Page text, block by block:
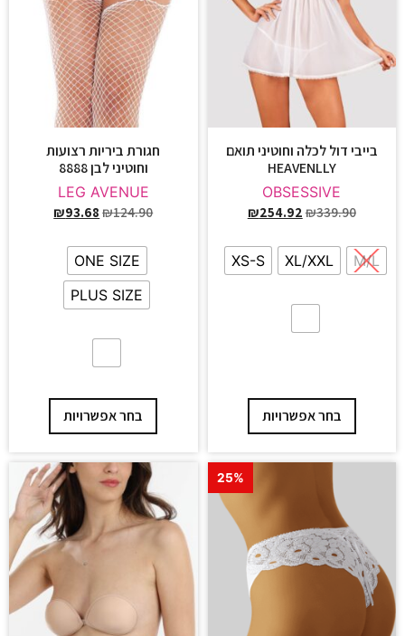
בייבי דול לכלה וחוטיני תואם
HEAVENLLY
OBSESSIVE
₪339.90
₪254.92
M/L
XL/XXL
XS-S
בחר אפשרויות
חגורת ביריות רצועות
וחוטיני לבן 8888
LEG AVENUE
₪124.90
₪93.68
ONE SIZE
PLUS SIZE
בחר אפשרויות
25%